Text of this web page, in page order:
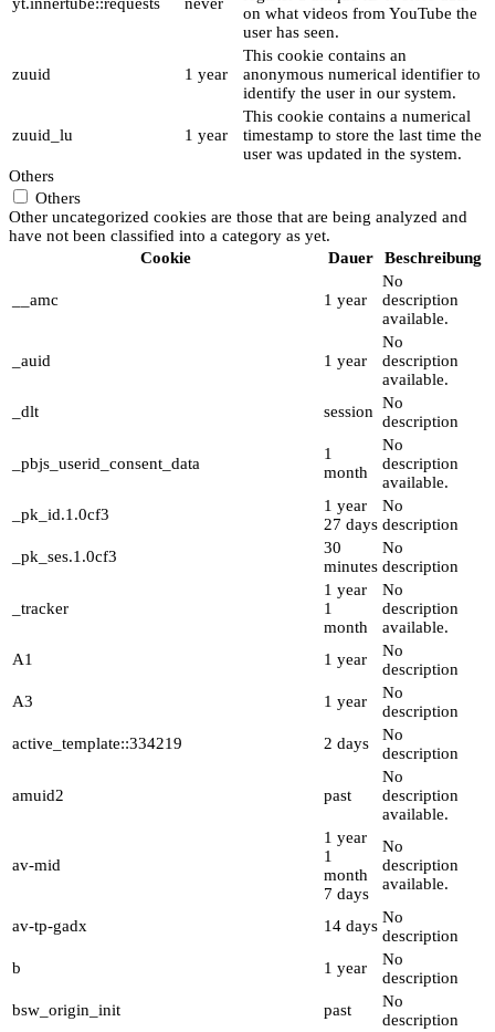
on what videos from YouTube the
user has seen.
zuuid 1 year
This cookie contains an
anonymous numerical identifier to
identify the user in our system.
zuuid_lu 1 year
This cookie contains a numerical
timestamp to store the last time the
user was updated in the system.
Others
Others
Other uncategorized cookies are those that are being analyzed and
have not been classified into a category as yet.
Cookie
Dauer Beschreibung
__amc 1 year
No
description
available.
_auid 1 year
No
description
available.
_dlt
session No
description
_pbjs_userid_consent_data
1
month
No
description
available.
_pk_id.1.0cf3
1 year
27 days
No
description
_pk_ses.1.0cf3
30
minutes
No
description
_tracker
1 year
1
month
No
description
available.
A1
1 year
No
description
A3
1 year
No
description
active_template::334219
2 days
No
description
amuid2 past
No
description
available.
av-mid
1 year
1
month
7 days
No
description
available.
av-tp-gadx 14 days No
description
b
1 year
No
description
bsw_origin_init
past
No
description